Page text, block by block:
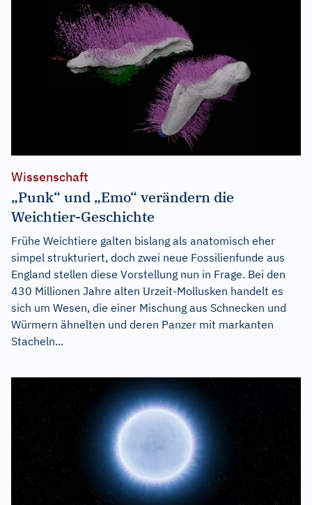
Wissenschaft
„Punk“ und „Emo“ verändern die
Weichtier-Geschichte
Frühe Weichtiere galten bislang als anatomisch eher
simpel strukturiert, doch zwei neue Fossilienfunde aus
England stellen diese Vorstellung nun in Frage. Bei den
430 Millionen Jahre alten Urzeit-Mollusken handelt es
sich um Wesen, die einer Mischung aus Schnecken und
Würmern ähnelten und deren Panzer mit markanten
Stacheln...